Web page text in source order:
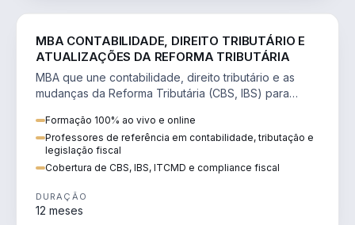
MBA CONTABILIDADE, DIREITO TRIBUTÁRIO E
ATUALIZAÇÕES DA REFORMA TRIBUTÁRIA
MBA que une contabilidade, direito tributário e as
mudanças da Reforma Tributária (CBS, IBS) para
Formação 100% ao vivo e online
Professores de referência em contabilidade, tributação e
legislação fiscal
Cobertura de CBS, IBS, ITCMD e compliance fiscal
DURAÇÃO
12 meses